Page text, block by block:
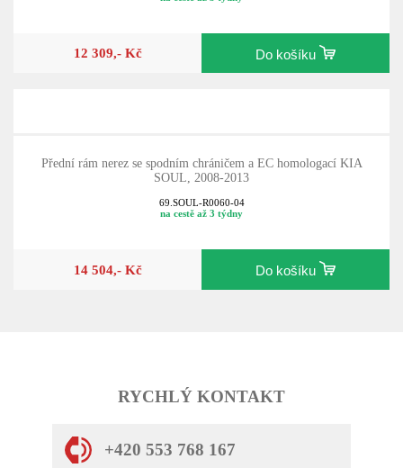
12 309,- Kč Do košíku
Přední rám nerez se spodním chráničem a EC homologací KIA
SOUL, 2008-2013
69.SOUL-R0060-04
na cestě až 3 týdny
14 504,- Kč Do košíku
RYCHLÝ KONTAKT
+420 553 768 167